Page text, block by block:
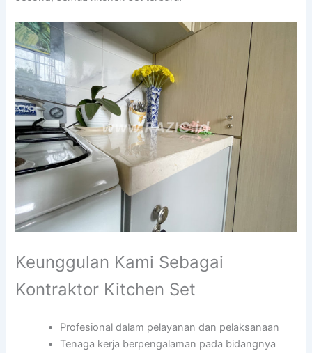
Keunggulan Kami Sebagai
Kontraktor Kitchen Set
Profesional dalam pelayanan dan pelaksanaan
Tenaga kerja berpengalaman pada bidangnya